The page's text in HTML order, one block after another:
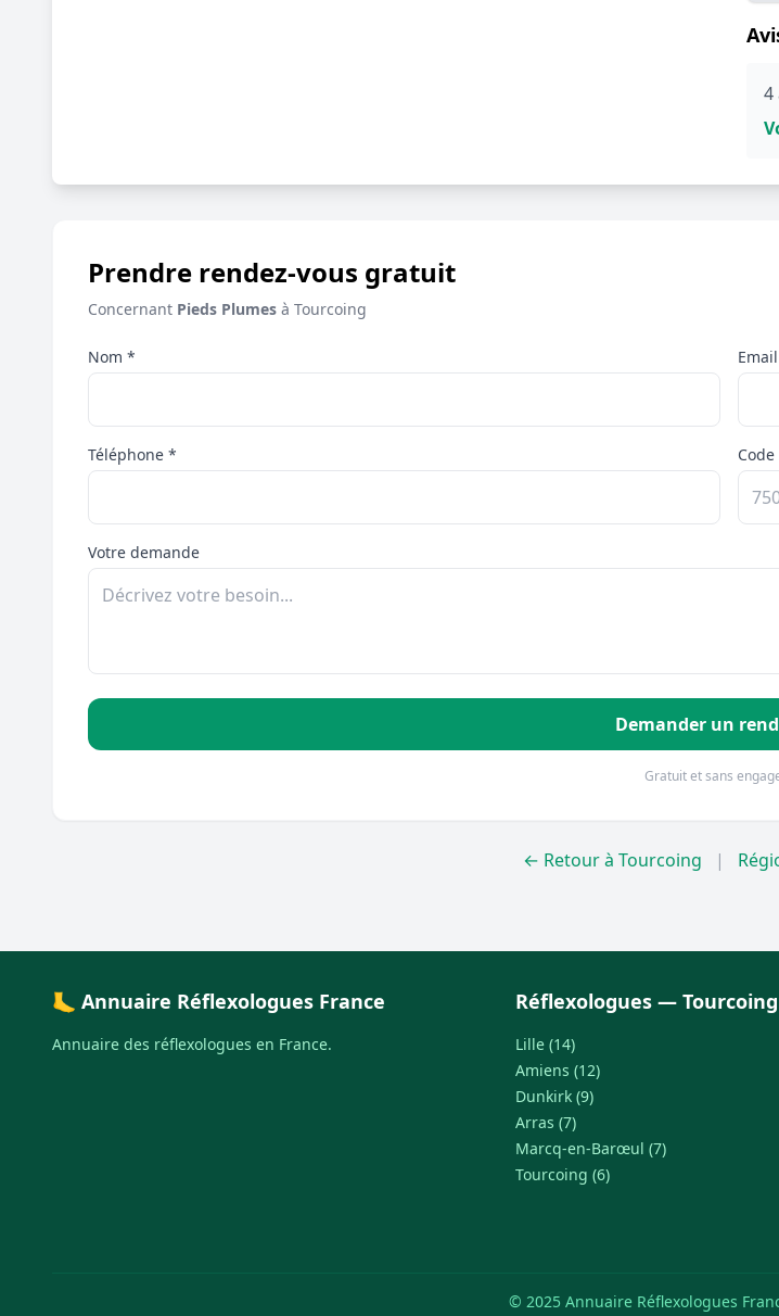
4
Prendre rendez-vous gratuit
Concernant Pieds Plumes à Tourcoing
Nom *
Téléphone *
Votre demande
Demander un
Gratuit et sans
← Retour à Tourcoing |
🦶 Annuaire Réflexologues France
Annuaire des réflexologues en France.
Réflexologues — Tourcoing
Lille (14)
Amiens (12)
Dunkirk (9)
Arras (7)
Marcq-en-Barœul (7)
Tourcoing (6)
© 2025 Annuaire Réflexologues